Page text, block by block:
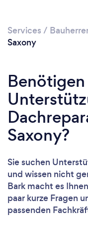
Services /
Saxony
Benötigen
Saxony?
Sie suchen
und wissen nicht
Bark macht es
paar kurze Fragen
passenden